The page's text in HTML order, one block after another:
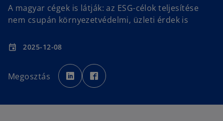
A magyar cégek is látják: az ESG-célok teljesítése
nem csupán környezetvédelmi, üzleti érdek is
event 2025-12-08
Megosztás
o
p
e
n
p
e